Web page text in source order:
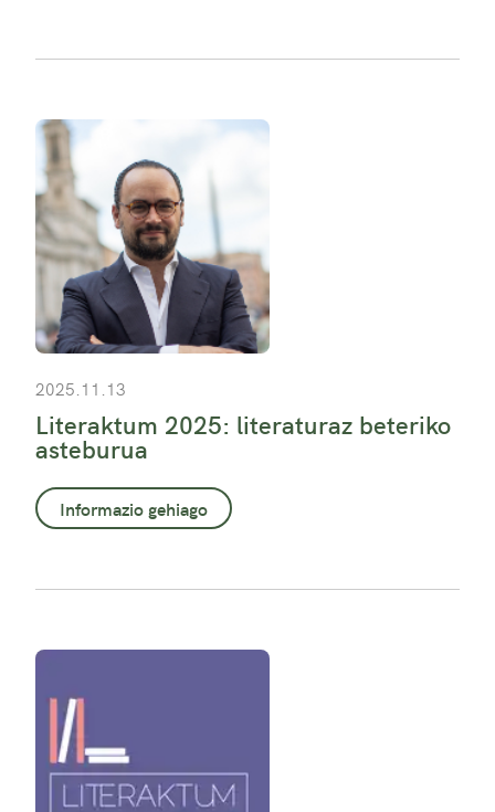
2025.11.13
Literaktum 2025: literaturaz beteriko
asteburua
Informazio gehiago